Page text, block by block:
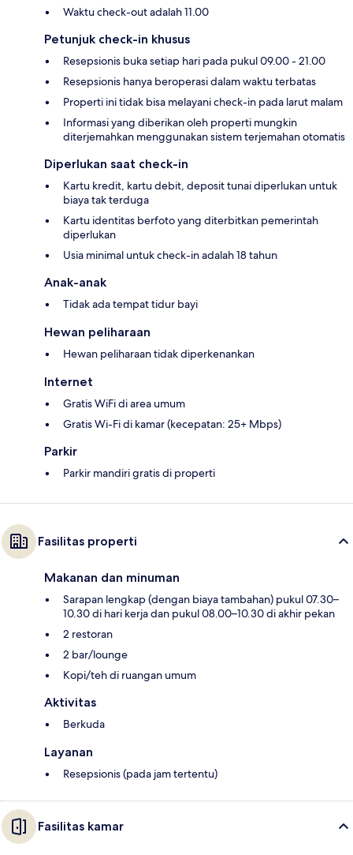
Waktu check-out adalah 11.00
Petunjuk check-in khusus
Resepsionis buka setiap hari pada pukul 09.00 - 21.00
Resepsionis hanya beroperasi dalam waktu terbatas
Properti ini tidak bisa melayani check-in pada larut malam
Informasi yang diberikan oleh properti mungkin
diterjemahkan menggunakan sistem terjemahan otomatis
Diperlukan saat check-in
Kartu kredit, kartu debit, deposit tunai diperlukan untuk
biaya tak terduga
Kartu identitas berfoto yang diterbitkan pemerintah
diperlukan
Usia minimal untuk check-in adalah 18 tahun
Anak-anak
Tidak ada tempat tidur bayi
Hewan peliharaan
Hewan peliharaan tidak diperkenankan
Internet
Gratis WiFi di area umum
Gratis Wi-Fi di kamar (kecepatan: 25+ Mbps)
Parkir
Parkir mandiri gratis di properti
Fasilitas properti
Makanan dan minuman
Sarapan lengkap (dengan biaya tambahan) pukul 07.30–
10.30 di hari kerja dan pukul 08.00–10.30 di akhir pekan
2 restoran
2 bar/lounge
Kopi/teh di ruangan umum
Aktivitas
Berkuda
Layanan
Resepsionis (pada jam tertentu)
Fasilitas kamar